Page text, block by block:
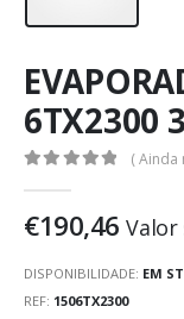
6TX2300
( Ainda
€190,46 Valor
DISPONIBILIDADE: EM
REF: 1506TX2300